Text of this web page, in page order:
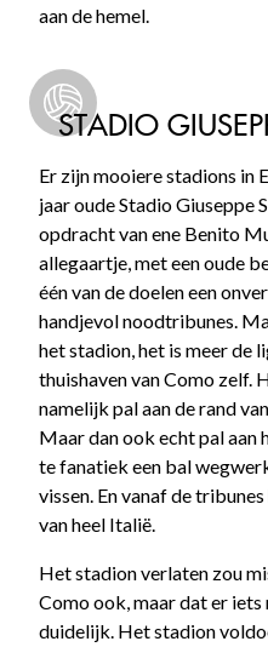
aan de hemel.
STADIO
Er zijn mooiere stadions in
jaar oude Stadio Giuseppe
opdracht van ene Benito
allegaartje, met een oude
één van de doelen een
handjevol noodtribunes.
het stadion, het is meer de
thuishaven van Como zelf.
namelijk pal aan de rand
Maar dan ook echt pal aan
te fanatiek een bal
vissen. En vanaf de
van heel Italië.
Het stadion verlaten zou
Como ook, maar dat er
duidelijk. Het stadion